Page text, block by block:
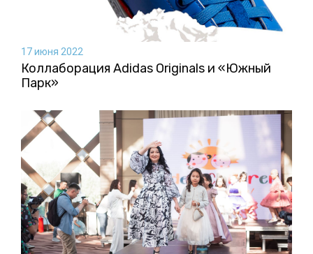
17 июня 2022
Коллаборация Аdidas Originals и «Южный
Парк»